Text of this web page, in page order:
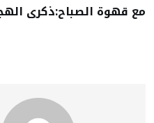
مع قهوة الصباح:ذكرى